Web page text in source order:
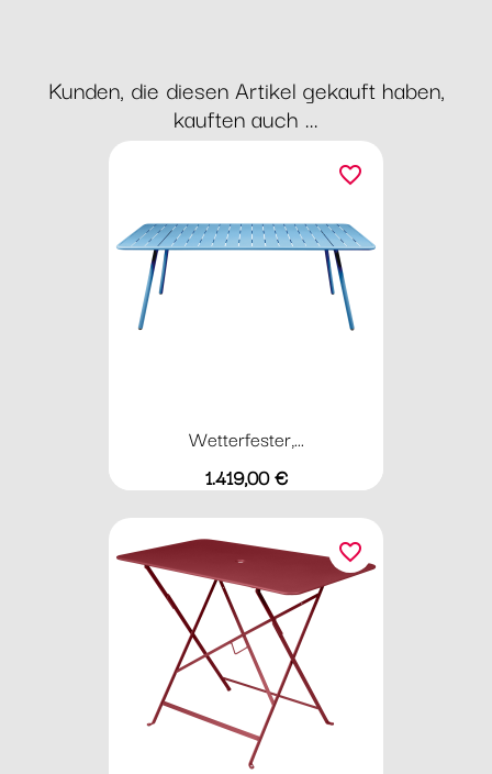
Kunden, die diesen Artikel gekauft haben,
kauften auch ...
Wetterfester,...
Preis
1.419,00 €
favorite_border
favorite_border